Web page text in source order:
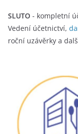
SLUTO - kompletní
Vedení účetnictví,
roční uzávěrky a